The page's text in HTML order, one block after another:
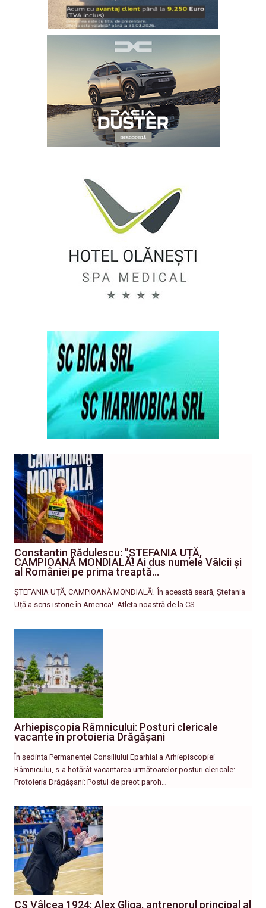
Constantin Rădulescu: ”ȘTEFANIA UȚĂ,
CAMPIOANĂ MONDIALĂ! Ai dus numele Vâlcii și
al României pe prima treaptă…
ȘTEFANIA UȚĂ, CAMPIOANĂ MONDIALĂ! ​În această seară, Ștefania
Uță a scris istorie în America! ​ Atleta noastră de la CS…
Arhiepiscopia Râmnicului: Posturi clericale
vacante în protoieria Drăgășani
În şedinţa Permanenţei Consiliului Eparhial a Arhiepiscopiei
Râmnicului, s-a hotărât vacantarea următoarelor posturi clericale:
Protoieria Drăgășani: Postul de preot paroh…
CS Vâlcea 1924: Alex Gliga, antrenorul principal al